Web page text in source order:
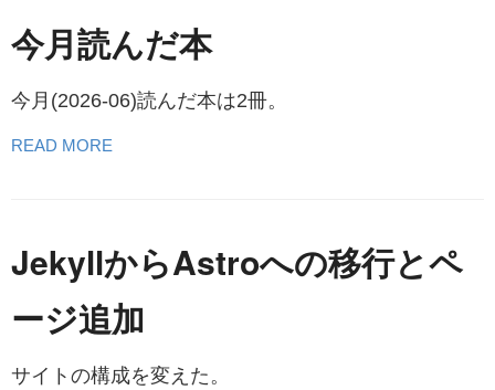
今月読んだ本
今月(2026-06)読んだ本は2冊。
READ MORE
JekyllからAstroへの移行とペ
ージ追加
サイトの構成を変えた。